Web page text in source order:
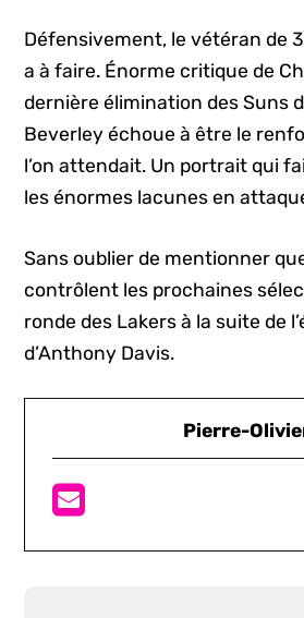
Défensivement, le vétéran de
a à faire. Énorme critique de
dernière élimination des Suns
Beverley échoue à être le
l’on attendait. Un portrait qui
les énormes lacunes en
Sans oublier de mentionner
contrôlent les prochaines
ronde des Lakers à la suite de
d’Anthony Davis.
Pierre-